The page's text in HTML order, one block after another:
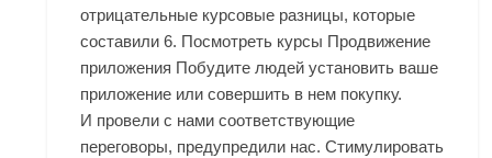
отрицательные курсовые разницы, которые
составили 6. Посмотреть курсы Продвижение
приложения Побудите людей установить ваше
приложение или совершить в нем покупку.
И провели с нами соответствующие
переговоры, предупредили нас. Стимулировать